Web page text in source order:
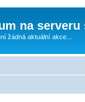
na serveru
žádná aktuální akce...